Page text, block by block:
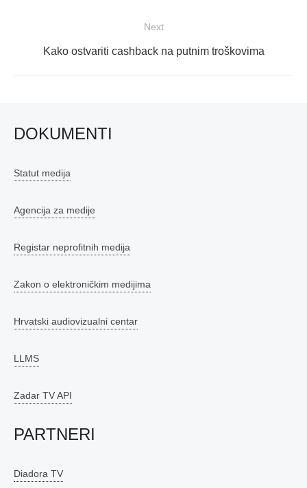
Next
Next
Kako ostvariti cashback na putnim troškovima
DOKUMENTI
Statut medija
Agencija za medije
Registar neprofitnih medija
Zakon o elektroničkim medijima
Hrvatski audiovizualni centar
LLMS
Zadar TV API
PARTNERI
Diadora TV